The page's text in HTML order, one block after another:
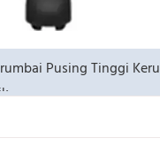
Pusing Tinggi